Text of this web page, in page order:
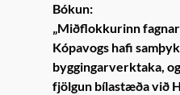
Bókun:
„Miðflokkurinn
Kópavogs hafi
byggingarverktaka,
fjölgun bílastæða við